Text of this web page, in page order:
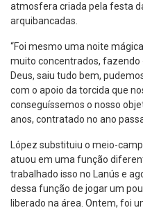
atmosfera criada pela festa
arquibancadas.
“Foi mesmo uma noite
muito concentrados, fazendo
Deus, saiu tudo bem,
com o apoio da torcida que
conseguíssemos o nosso
anos, contratado no ano
López substituiu o meio-
atuou em uma função
trabalhado isso no Lanús e
dessa função de jogar um
liberado na área. Ontem, foi